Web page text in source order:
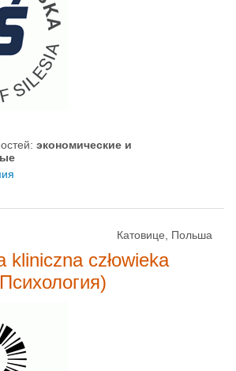
экономические и
Катовице, Польша
kliniczna człowieka